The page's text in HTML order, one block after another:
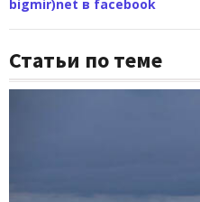
bigmir)net в facebook
Статьи по теме